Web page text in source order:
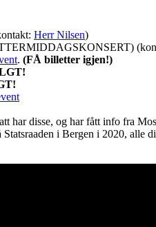
Herr Nilsen)
. (FÅ billetter igjen!)
har disse, og har fått info fra
i Bergen i 2020, alle